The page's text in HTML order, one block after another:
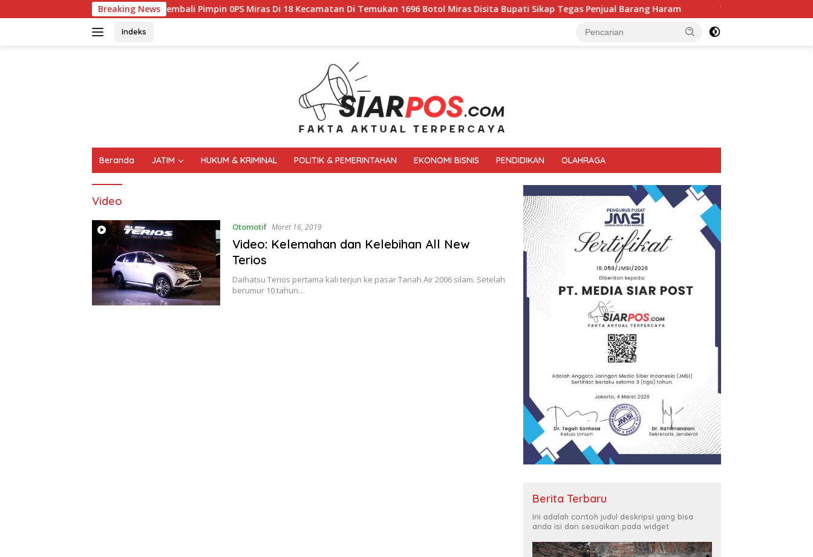
ke
Breaking News
Kembali Pimpin 0PS Miras Di 18 Kecamatan Di Temukan 1696 Botol Miras Disita Bupati Sikap Tegas Penjual Barang Haram Tiga Ruko Agen Miras. Di Sikat Habis,
Indeks
Beranda JATIM HUKUM & KRIMINAL POLITIK & PEMERINTAHAN EKONOMI BISNIS PENDIDIKAN OLAHRAGA
Video
Otomotif Maret 16, 2019
Video: Kelemahan dan Kelebihan All New
Terios
Daihatsu Terios pertama kali terjun ke pasar Tanah Air 2006 silam. Setelah
berumur 10 tahun…
Berita Terbaru
Ini adalah contoh judul deskripsi yang bisa
anda isi dan sesuaikan pada widget